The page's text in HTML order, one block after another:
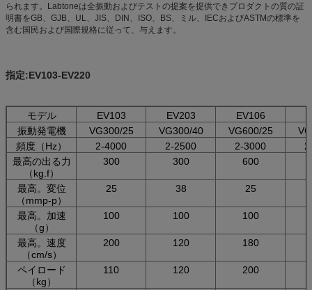
られます。Labtoneは全振動およびテストの提案を提供できプロダクトの質の証
明書をGB、GJB、UL、JIS、DIN、ISO、BS、ミル、IECおよびASTMの標準を
含む国民および国際規格に従って、与えます。
指定:EV103-EV220
モデル EV103 EV203 EV106
振動発電機
VG300/25 VG300/40 VG600/25
頻度（Hz）
2-4000 2-2500 2-3000
最高の出る力
（kg.f）
300 300 600
最高。変位
（mmp-p）
25 38 25
最高。加速
（g）
100 100 100
最高。速度
（cm/s）
200 120 180
ペイロード
（kg）
110 120 200